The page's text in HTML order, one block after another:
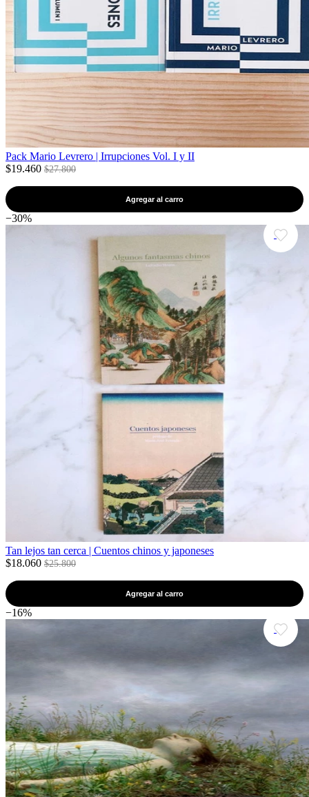
Pack Mario Levrero | Irrupciones Vol. I y II
$19.460 $27.800
Agregar al carro
−30%
Tan lejos tan cerca | Cuentos chinos y japoneses
$18.060 $25.800
Agregar al carro
−16%